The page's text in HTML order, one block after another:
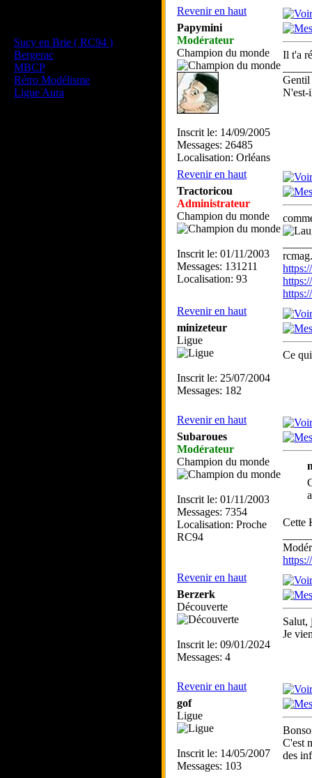
Sucy en Brie ( RC94 )
Bergerac
MBCP
Rétro Modélisme
Ligue Aura
Revenir en haut
Papymini
Modérateur
Champion du monde
Inscrit le: 14/09/2005
Messages: 26485
Localisation: Orléans
Il t'a
Gentil
N'est-
Revenir en haut
Tractoricou
Administrateur
Champion du monde
Inscrit le: 01/11/2003
Messages: 131211
Localisation: 93
Revenir en haut
minizeteur
Ligue
Inscrit le: 25/07/2004
Messages: 182
Ce
Revenir en haut
Subaroues
Modérateur
Champion du monde
Inscrit le: 01/11/2003
Messages: 7354
Localisation: Proche
RC94
Cette
Revenir en haut
Berzerk
Découverte
Inscrit le: 09/01/2024
Messages: 4
Salut,
Je
Revenir en haut
gof
Ligue
Inscrit le: 14/05/2007
Messages: 103
C'est
des